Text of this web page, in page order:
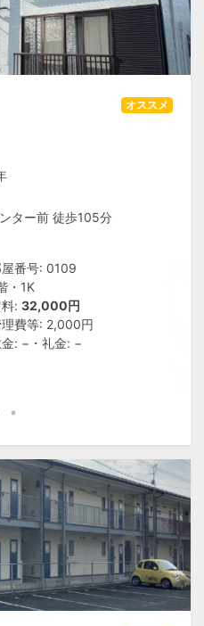
オススメ
ター前 徒歩105分
番号: 0109
・1K
: 32,000円
費等: 2,000円
金: −・礼金: −